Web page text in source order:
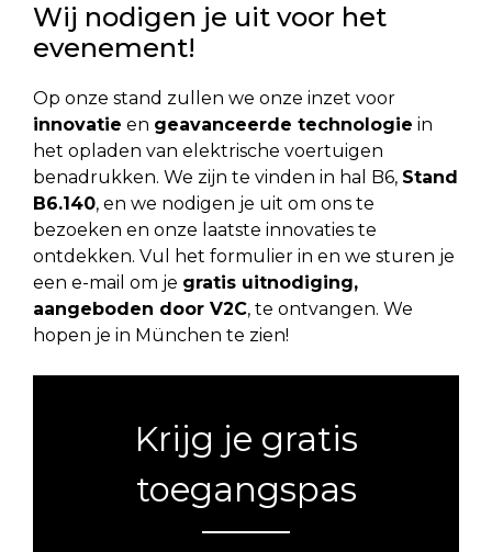
Wij nodigen je uit voor het
evenement!
Op onze stand zullen we onze inzet voor
innovatie en geavanceerde technologie in
het opladen van elektrische voertuigen
benadrukken. We zijn te vinden in hal B6, Stand
B6.140, en we nodigen je uit om ons te
bezoeken en onze laatste innovaties te
ontdekken. Vul het formulier in en we sturen je
een e-mail om je gratis uitnodiging,
aangeboden door V2C, te ontvangen. We
hopen je in München te zien!
Krijg je gratis
toegangspas